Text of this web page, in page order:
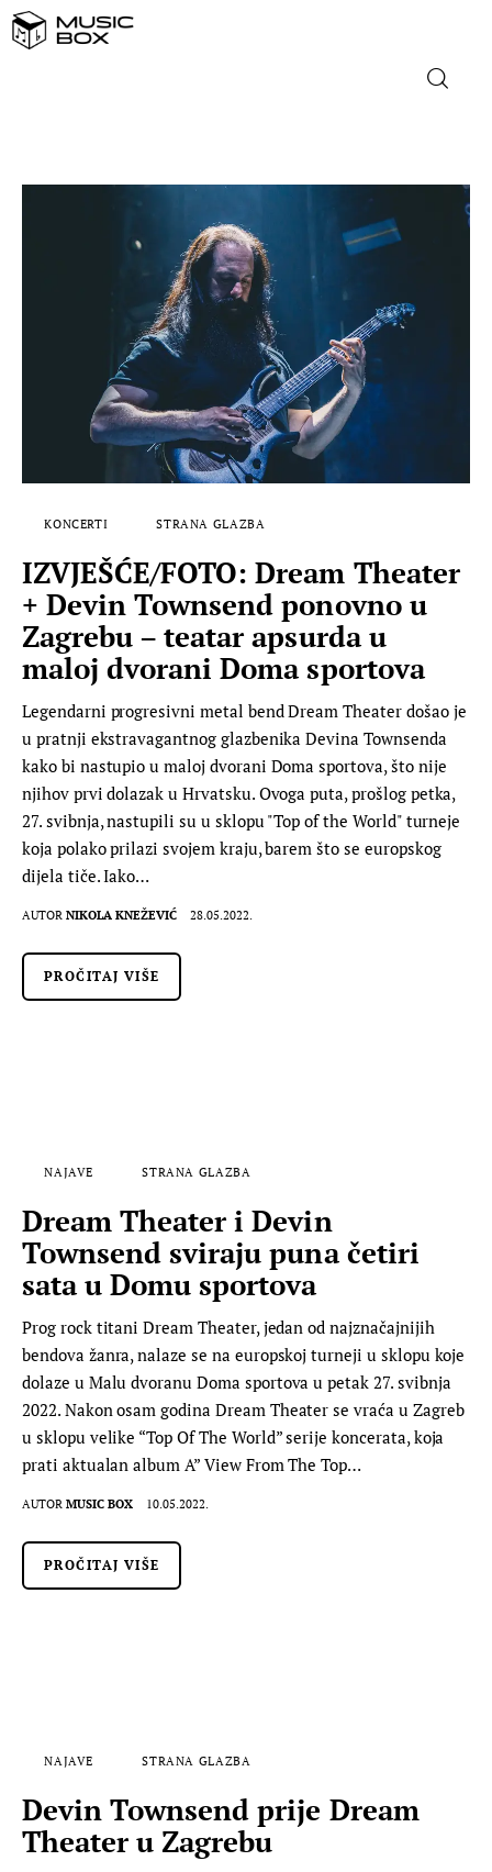
STRANA GLAZBA
MUSIC BOX
KONCERTI STRANA GLAZBA
IZVJEŠĆE/FOTO: Dream Theater
+ Devin Townsend ponovno u
Zagrebu – teatar apsurda u
maloj dvorani Doma sportova
Legendarni progresivni metal bend Dream Theater došao je
u pratnji ekstravagantnog glazbenika Devina Townsenda
kako bi nastupio u maloj dvorani Doma sportova, što nije
njihov prvi dolazak u Hrvatsku. Ovoga puta, prošlog petka,
27. svibnja, nastupili su u sklopu "Top of the World" turneje
koja polako prilazi svojem kraju, barem što se europskog
dijela tiče. Iako…
AUTOR NIKOLA KNEŽEVIĆ 28.05.2022.
PROČITAJ VIŠE
NAJAVE STRANA GLAZBA
Dream Theater i Devin
Townsend sviraju puna četiri
sata u Domu sportova
Prog rock titani Dream Theater, jedan od najznačajnijih
bendova žanra, nalaze se na europskoj turneji u sklopu koje
dolaze u Malu dvoranu Doma sportova u petak 27. svibnja
2022. Nakon osam godina Dream Theater se vraća u Zagreb
u sklopu velike “Top Of The World” serije koncerata, koja
prati aktualan album A” View From The Top…
AUTOR MUSIC BOX 10.05.2022.
PROČITAJ VIŠE
NAJAVE STRANA GLAZBA
Devin Townsend prije Dream
Theater u Zagrebu